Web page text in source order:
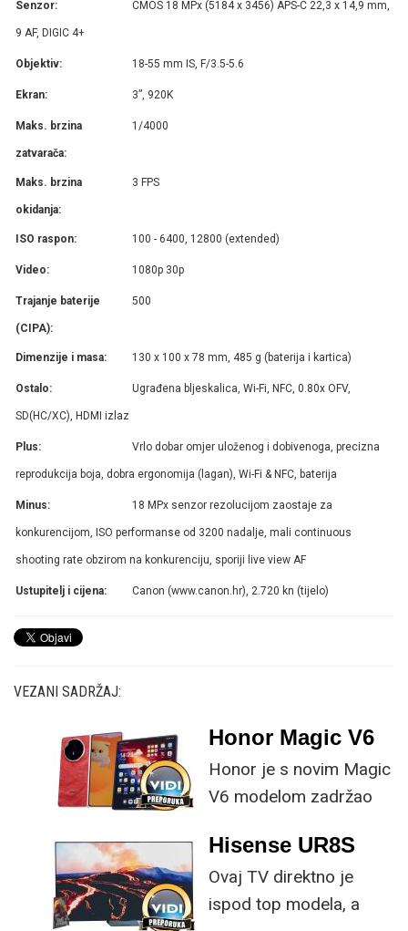
Senzor: CMOS 18 MPx (5184 x 3456) APS-C 22,3 x 14,9 mm,
9 AF, DIGIC 4+
Objektiv: 18-55 mm IS, F/3.5-5.6
Ekran: 3”, 920K
Maks. brzina
zatvarača:
1/4000
Maks. brzina
okidanja:
3 FPS
ISO raspon: 100 - 6400, 12800 (extended)
Video: 1080p 30p
Trajanje baterije
(CIPA):
500
Dimenzije i masa: 130 x 100 x 78 mm, 485 g (baterija i kartica)
Ostalo: Ugrađena bljeskalica, Wi-Fi, NFC, 0.80x OFV,
SD(HC/XC), HDMI izlaz
Plus: Vrlo dobar omjer uloženog i dobivenoga, precizna
reprodukcija boja, dobra ergonomija (lagan), Wi-Fi & NFC, baterija
Minus: 18 MPx senzor rezolucijom zaostaje za
konkurencijom, ISO performanse od 3200 nadalje, mali continuous
shooting rate obzirom na konkurenciju, sporiji live view AF
Ustupitelj i cijena: Canon (www.canon.hr), 2.720 kn (tijelo)
VEZANI SADRŽAJ:
Honor Magic V6
Honor je s novim Magic
V6 modelom zadržao
specifikacije, no
istovremeno
implementirao
Hisense UR8S
Ovaj TV direktno je
ispod top modela, a